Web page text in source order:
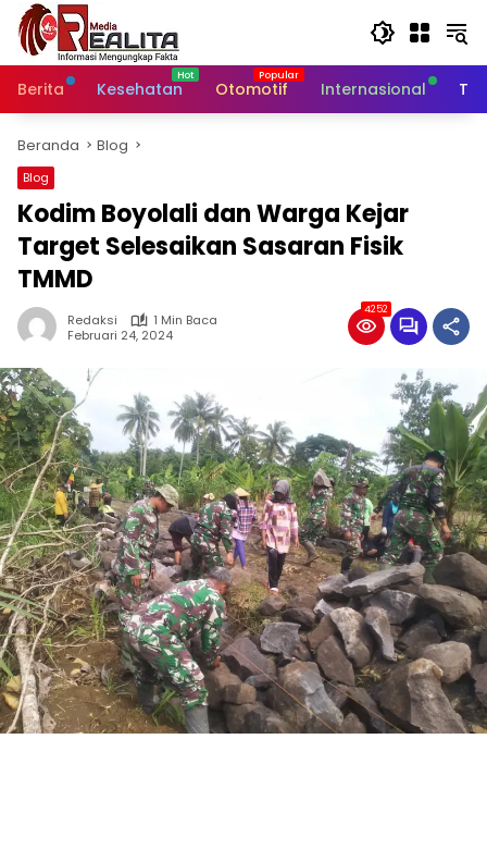
Langsung
konten
Berita
Kesehatan Otomotif Internasional
Beranda Blog
Blog
Kodim Boyolali dan Warga Kejar
Target Selesaikan Sasaran Fisik
TMMD
Redaksi
1 Min Baca
Februari 24, 2024
4252